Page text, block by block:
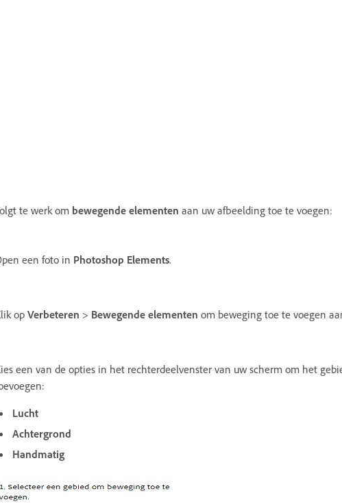
te werk om bewegende elementen aan uw afbeelding toe te voegen:
een foto in Photoshop Elements.
op Verbeteren > Bewegende elementen om beweging toe te voegen
een van de opties in het rechterdeelvenster van uw scherm om het
Lucht
Achtergrond
Handmatig